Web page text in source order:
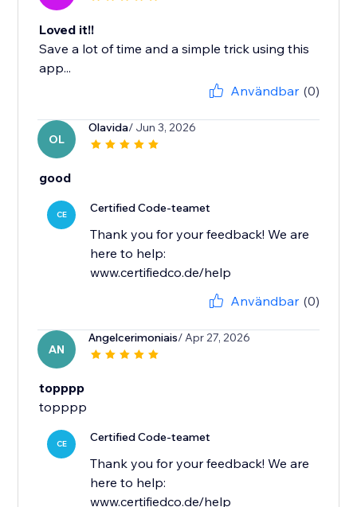
Loved it!!
Save a lot of time and a simple trick using this
app...
Användbar (0)
OL
Olavida/ Jun 3, 2026
good
CE Certified Code-teamet
Thank you for your feedback! We are
here to help:
www.certifiedco.de/help
Användbar (0)
AN
Angelcerimoniais/ Apr 27, 2026
topppp
CE Certified Code-teamet
Thank you for your feedback! We are
here to help:
www.certifiedco.de/help